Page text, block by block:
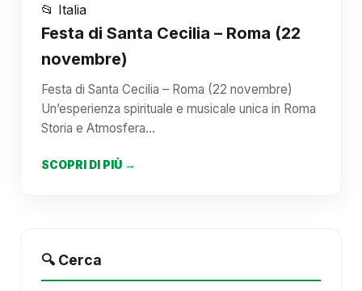
📂 Italia
Festa di Santa Cecilia – Roma (22
novembre)
Festa di Santa Cecilia – Roma (22 novembre)
Un’esperienza spirituale e musicale unica in Roma
Storia e Atmosfera…
SCOPRI DI PIÙ →
🔍 Cerca